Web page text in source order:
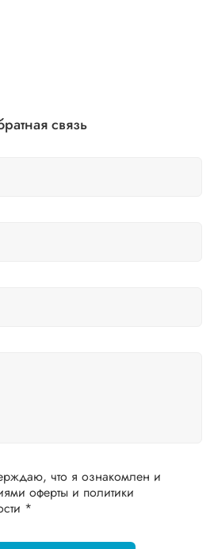
связь
что я ознакомлен и
оферты и политики
*